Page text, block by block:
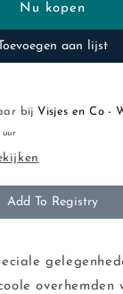
Nu kopen
Toevoegen aan lijst
bijVisjes en Co -
Add To Registry
overhemden